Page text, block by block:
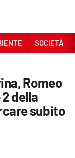
SOCIETÀ
Romeo
della
subito